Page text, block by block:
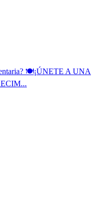
🍽️¡ÚNETE A UNA